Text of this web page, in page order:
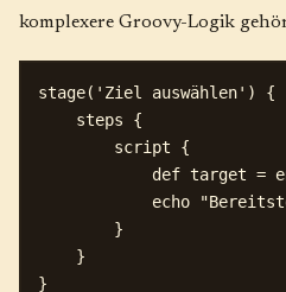
komplexere Groovy-Logik
stage('Ziel auswählen') {
    steps {
        script {
def target =
echo
        }
    }